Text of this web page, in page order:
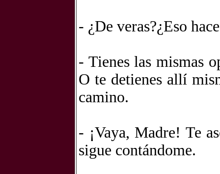
- ¿De veras?¿Eso
- Tienes las mismas
O te detienes allí
camino.
- ¡Vaya, Madre! Te
sigue contándome.